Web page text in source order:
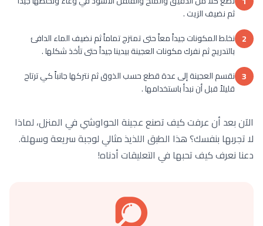
ثم نضيف الزيت .
2 نخلط المكونات جيداً معاً حتى تمتزج تماماً ثم نضيف الماء الدافئ
بالتدريج ثم نفرك مكونات العجينة بيدينا جيداً حتى تأخذ شكلها .
3 نقسم العجينة إلى عدة قطع حسب الذوق ثم نتركها جانباً كي ترتاح
قليلاً قبل أن نبدأ باستخدامها .
الآن بعد أن عرفت كيف تصنع عجينة الحواوشي في المنزل، لماذا
لا تجربها بنفسك؟ هذا الطبق اللذيذ مثالي لوجبة سريعة وسهلة.
دعنا نعرف كيف تحبها في التعليقات أدناه!